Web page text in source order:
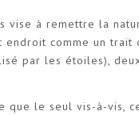
vise à remettre la
endroit comme un trait
par les étoiles),
que le seul vis-à-vis,